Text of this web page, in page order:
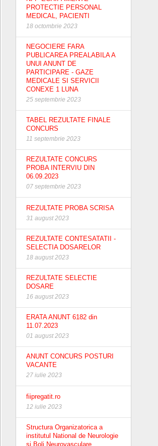
PROTECTIE PERSONAL
MEDICAL, PACIENTI
18 octombrie 2023
NEGOCIERE FARA
PUBLICAREA PREALABILA A
UNUI ANUNT DE
PARTICIPARE - GAZE
MEDICALE SI SERVICII
CONEXE 1 LUNA
25 septembrie 2023
TABEL REZULTATE FINALE
CONCURS
11 septembrie 2023
REZULTATE CONCURS
PROBA INTERVIU DIN
06.09.2023
07 septembrie 2023
REZULTATE PROBA SCRISA
31 august 2023
REZULTATE CONTESATATII -
SELECTIA DOSARELOR
18 august 2023
REZULTATE SELECTIE
DOSARE
16 august 2023
ERATA ANUNT 6182 din
11.07.2023
01 august 2023
ANUNT CONCURS POSTURI
VACANTE
27 iulie 2023
fiipregatit.ro
12 iulie 2023
Structura Organizatorica a
institutul National de Neurologie
si Boli Neurovasculare